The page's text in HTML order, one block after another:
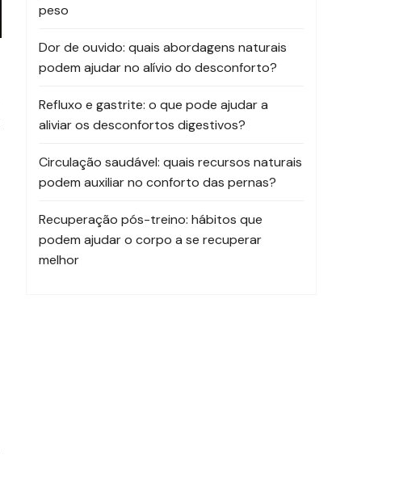
peso
Dor de ouvido: quais abordagens naturais
podem ajudar no alívio do desconforto?
Refluxo e gastrite: o que pode ajudar a
aliviar os desconfortos digestivos?
Circulação saudável: quais recursos naturais
podem auxiliar no conforto das pernas?
Recuperação pós-treino: hábitos que
podem ajudar o corpo a se recuperar
melhor